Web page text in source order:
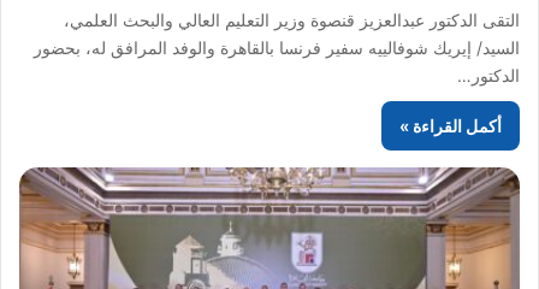
التقى الدكتور عبدالعزيز قنصوة وزير التعليم العالي والبحث العلمي،
السيد/ إيريك شوفالييه سفير فرنسا بالقاهرة والوفد المرافق له، بحضور
الدكتور…
أكمل القراءة »